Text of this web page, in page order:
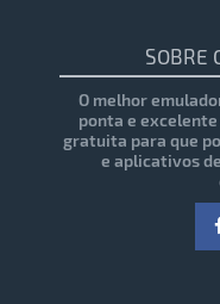
SOBRE
O melhor
ponta e
gratuita para que
e aplicativos